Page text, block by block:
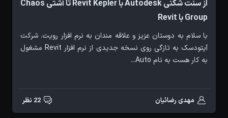
از سنت شکنی Autodesk با Revit Kepler تا آشتی Chaos
Group با Revit
با سلام به دوستان عزیز و علاقه مندان به نرم افزار رویت. شرکت
آیتودسک به تازگی روی نسخه جدیدی از نرم افزار Revit مشغول
به کار هست به نام Auto...
مهدی رضائیان 22 نظر